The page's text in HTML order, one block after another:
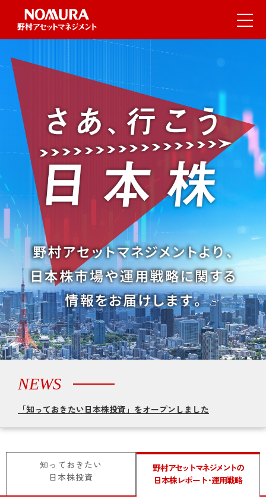
NEWS
「知っておきたい日本株投資」をオープンしました
知っておきたい
日本株投資
野村アセットマネジメントの
日本株レポート･運用戦略